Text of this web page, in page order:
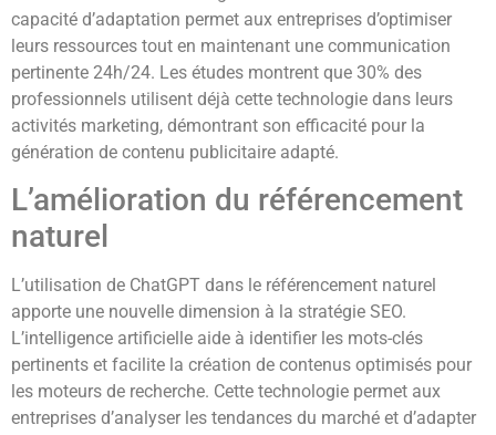
capacité d’adaptation permet aux entreprises d’optimiser
leurs ressources tout en maintenant une communication
pertinente 24h/24. Les études montrent que 30% des
professionnels utilisent déjà cette technologie dans leurs
activités marketing, démontrant son efficacité pour la
génération de contenu publicitaire adapté.
L’amélioration du référencement
naturel
L’utilisation de ChatGPT dans le référencement naturel
apporte une nouvelle dimension à la stratégie SEO.
L’intelligence artificielle aide à identifier les mots-clés
pertinents et facilite la création de contenus optimisés pour
les moteurs de recherche. Cette technologie permet aux
entreprises d’analyser les tendances du marché et d’adapter